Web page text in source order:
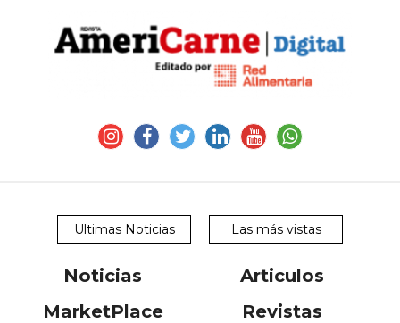
Ultimas Noticias Las más vistas
Noticias
Articulos
MarketPlace
Revistas